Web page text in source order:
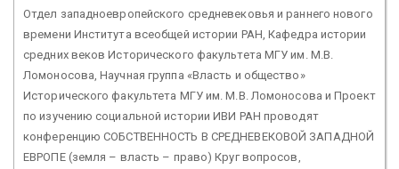
Отдел западноевропейского средневековья и раннего нового
времени Института всеобщей истории РАН, Кафедра истории
средних веков Исторического факультета МГУ им. М.В.
Ломоносова, Научная группа «Власть и общество»
Исторического факультета МГУ им. М.В. Ломоносова и Проект
по изучению социальной истории ИВИ РАН проводят
конференцию СОБСТВЕННОСТЬ В СРЕДНЕВЕКОВОЙ ЗАПАДНОЙ
ЕВРОПЕ (земля – власть – право) Круг вопросов,